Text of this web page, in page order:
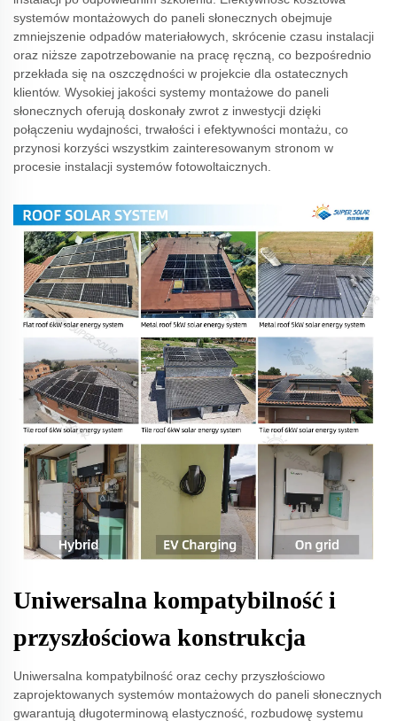
systemów montażowych do paneli słonecznych obejmuje
zmniejszenie odpadów materiałowych, skrócenie czasu instalacji
oraz niższe zapotrzebowanie na pracę ręczną, co bezpośrednio
przekłada się na oszczędności w projekcie dla ostatecznych
klientów. Wysokiej jakości systemy montażowe do paneli
słonecznych oferują doskonały zwrot z inwestycji dzięki
połączeniu wydajności, trwałości i efektywności montażu, co
przynosi korzyści wszystkim zainteresowanym stronom w
procesie instalacji systemów fotowoltaicznych.
Uniwersalna kompatybilność i
przyszłościowa konstrukcja
Uniwersalna kompatybilność oraz cechy przyszłościowo
zaprojektowanych systemów montażowych do paneli słonecznych
gwarantują długoterminową elastyczność, rozbudowę systemu